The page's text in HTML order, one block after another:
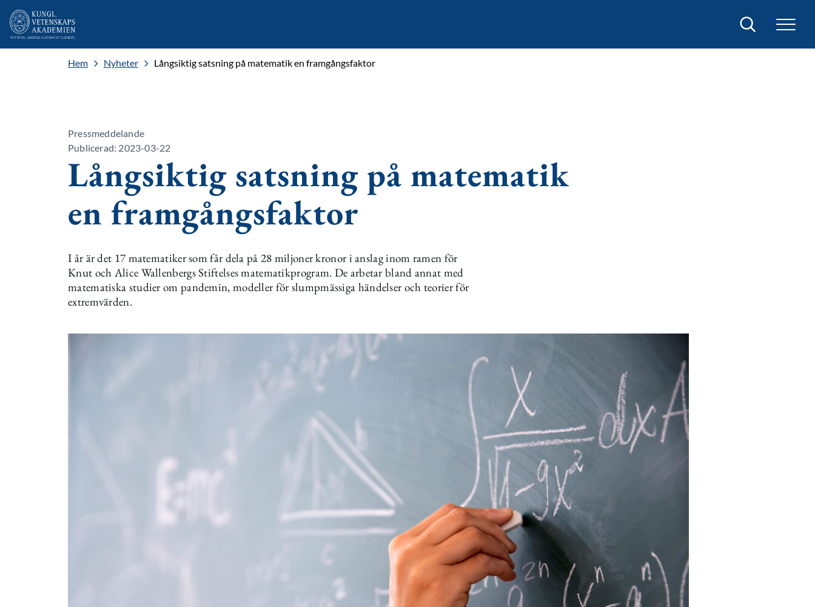
Sök
Hem Nyheter Långsiktig satsning på matematik en framgångsfaktor
Pressmeddelande
Publicerad: 2023-03-22
Långsiktig satsning på matematik
en framgångsfaktor
I år är det 17 matematiker som får dela på 28 miljoner kronor i anslag inom ramen för
Knut och Alice Wallenbergs Stiftelses matematikprogram. De arbetar bland annat med
matematiska studier om pandemin, modeller för slumpmässiga händelser och teorier för
extremvärden.